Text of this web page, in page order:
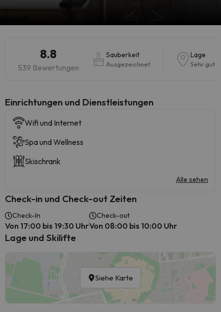
8.8
539 Bewertungen
Sauberkeit
Ausgezeichnet
Lage
Sehr gut
​Einrichtungen und Dienstleistungen
Wifi und Internet
Spa und Wellness
Skischrank
Alle sehen
Check-in und Check-out Zeiten
Check-In
Von 17:00 bis 19:30 Uhr
Check-out
Von 08:00 bis 10:00 Uhr
Lage und Skilifte
Siehe Karte